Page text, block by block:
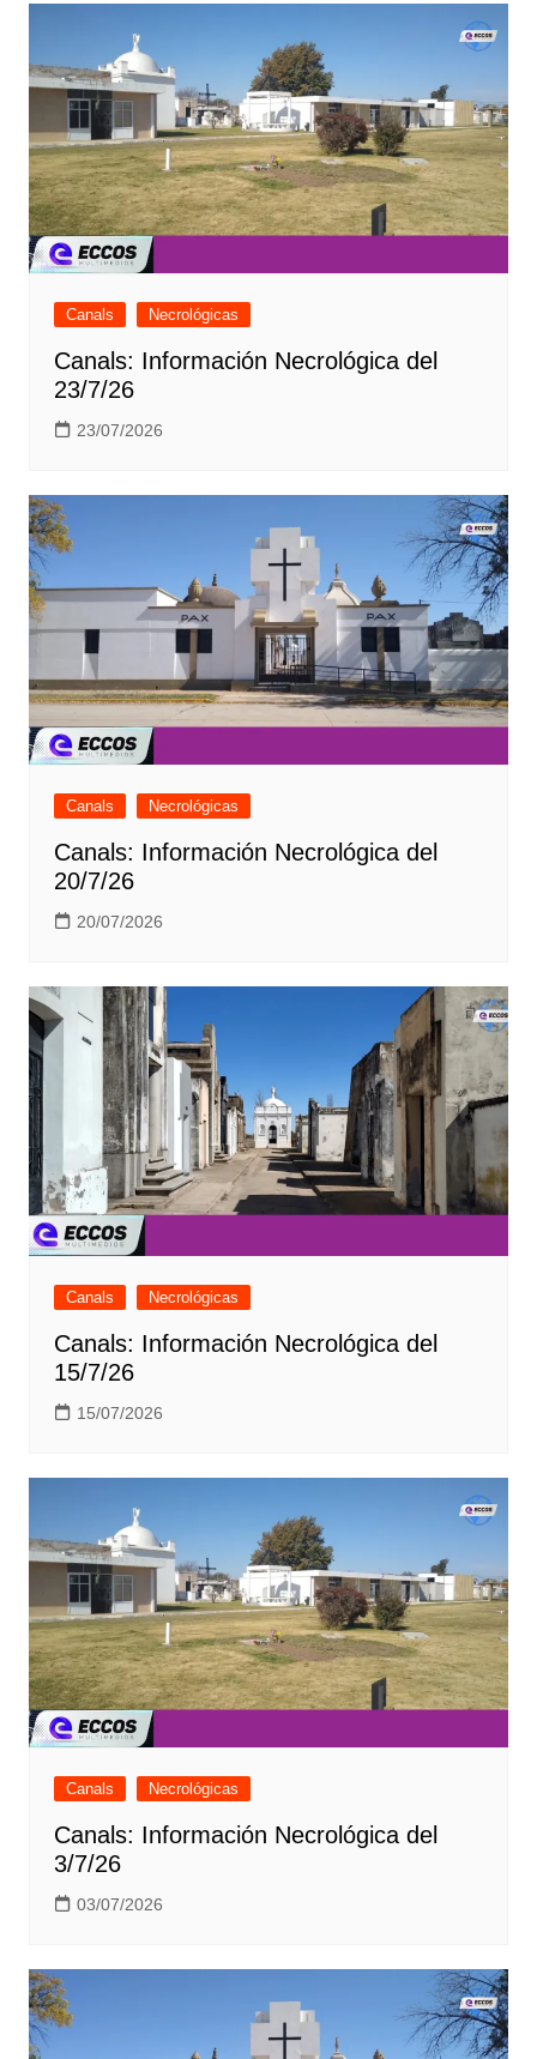
Canals Necrológicas
Canals: Información Necrológica del
23/7/26
23/07/2026
Canals Necrológicas
Canals: Información Necrológica del
20/7/26
20/07/2026
Canals Necrológicas
Canals: Información Necrológica del
15/7/26
15/07/2026
Canals Necrológicas
Canals: Información Necrológica del
3/7/26
03/07/2026